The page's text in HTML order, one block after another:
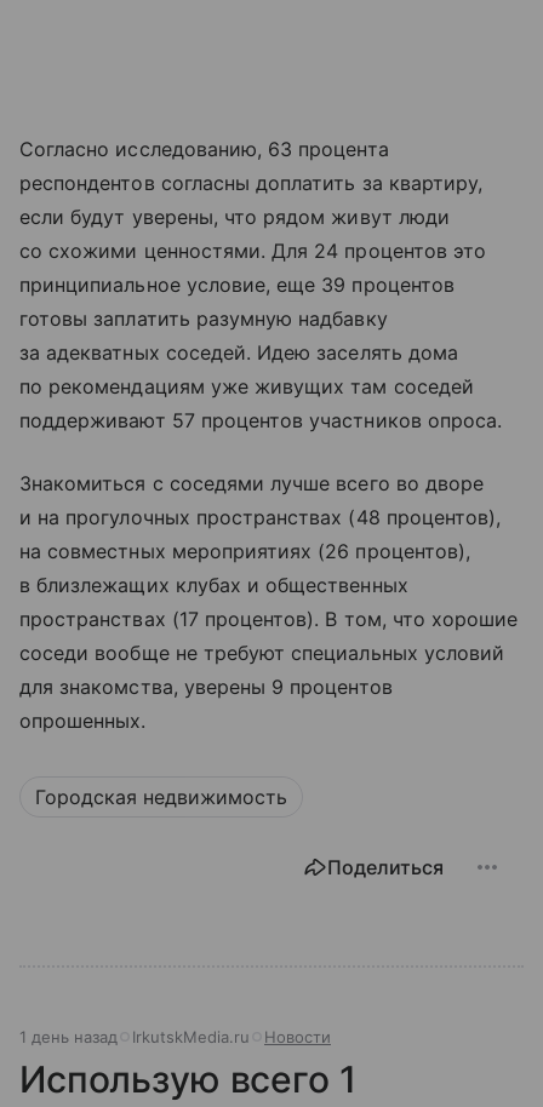
Согласно исследованию, 63 процента
респондентов согласны доплатить за квартиру,
если будут уверены, что рядом живут люди
со схожими ценностями. Для 24 процентов это
принципиальное условие, еще 39 процентов
готовы заплатить разумную надбавку
за адекватных соседей. Идею заселять дома
по рекомендациям уже живущих там соседей
поддерживают 57 процентов участников опроса.
Знакомиться с соседями лучше всего во дворе
и на прогулочных пространствах (48 процентов),
на совместных мероприятиях (26 процентов),
в близлежащих клубах и общественных
пространствах (17 процентов). В том, что хорошие
соседи вообще не требуют специальных условий
для знакомства, уверены 9 процентов
опрошенных.
Городская недвижимость
Поделиться
1 день назад IrkutskMedia.ru Новости
Использую всего 1